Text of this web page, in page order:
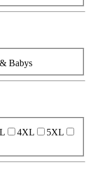
Babys
4XL
5XL